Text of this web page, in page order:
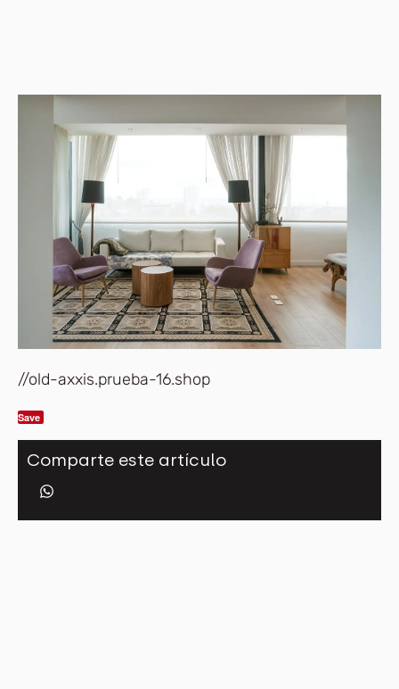
//old-axxis.prueba-16.shop
Save
Comparte este artículo